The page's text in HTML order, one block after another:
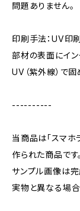
問題ありません。
印刷手法：UV印刷
部材の表面にイ
UV（紫外線）で
----------
当商品は「スマホ
作られた商品です。
サンプル画像は
実物と異なる場合